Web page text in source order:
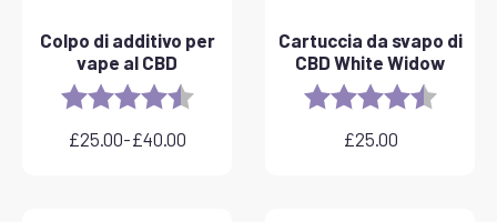
Colpo di additivo per
vape al CBD
Rating: 4.8 out of 5 stars
£25.00-£40.00
Fascia
Cartuccia da svapo di
CBD White Widow
Rating: 4.6 out
£25.00